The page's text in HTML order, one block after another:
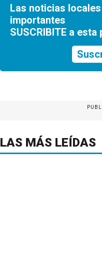
Las noticias
importantes
SUSCRIBITE a
LAS MÁS LEÍDAS